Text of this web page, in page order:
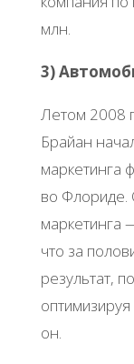
млн.
3)
Летом 2008
Брайан
маркетинга
во Флориде.
маркетинга
что за
результат,
он.